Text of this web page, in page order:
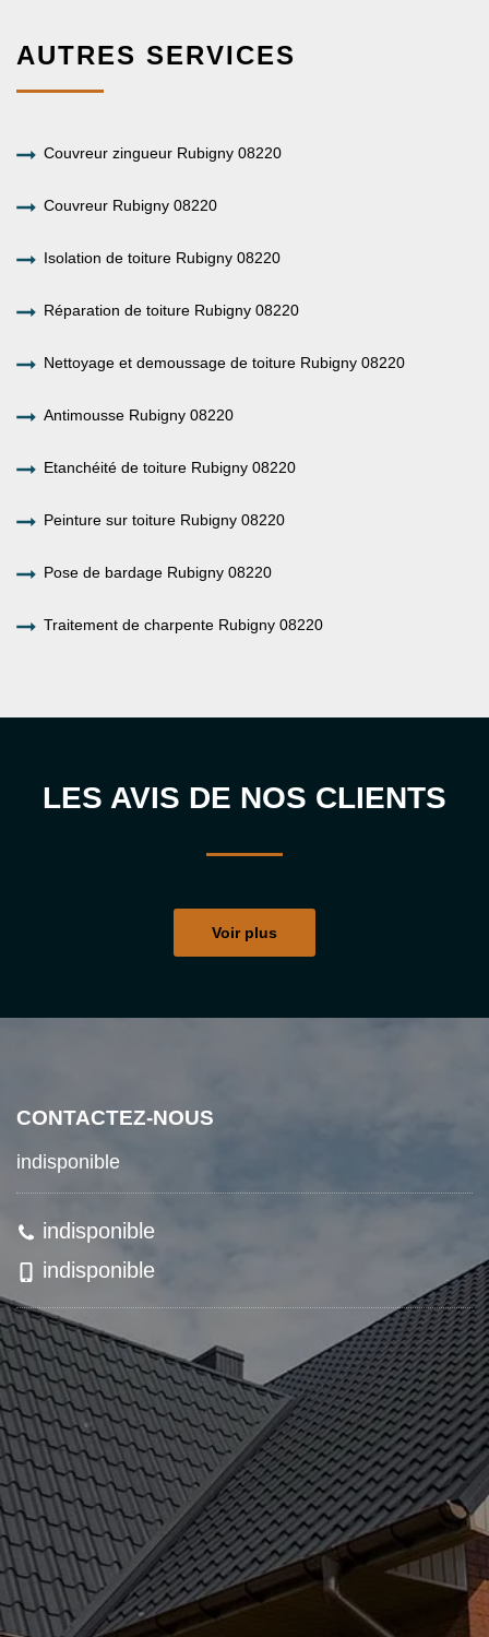
AUTRES SERVICES
Couvreur zingueur Rubigny 08220
Couvreur Rubigny 08220
Isolation de toiture Rubigny 08220
Réparation de toiture Rubigny 08220
Nettoyage et demoussage de toiture Rubigny 08220
Antimousse Rubigny 08220
Etanchéité de toiture Rubigny 08220
Peinture sur toiture Rubigny 08220
Pose de bardage Rubigny 08220
Traitement de charpente Rubigny 08220
LES AVIS DE NOS CLIENTS
Voir plus
CONTACTEZ-NOUS
indisponible
indisponible
indisponible